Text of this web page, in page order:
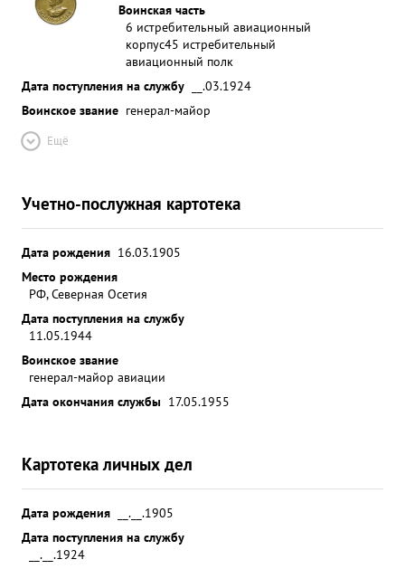
Воинская часть
6 истребительный авиационный
корпус45 истребительный
авиационный полк
Дата поступления на службу
__.03.1924
Воинское звание генерал-майор
Ещё
Учетно-послужная картотека
Дата рождения 16.03.1905
Место рождения
РФ, Северная Осетия
Дата поступления на службу
11.05.1944
Воинское звание
генерал-майор авиации
Дата окончания службы 17.05.1955
Картотека личных дел
Дата рождения
__.__.1905
Дата поступления на службу
__.__.1924